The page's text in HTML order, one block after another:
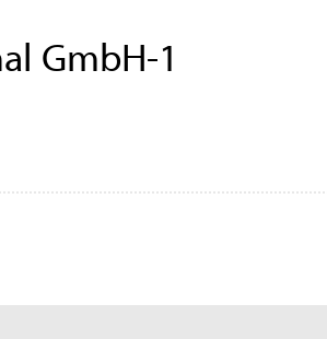
GmbH-1